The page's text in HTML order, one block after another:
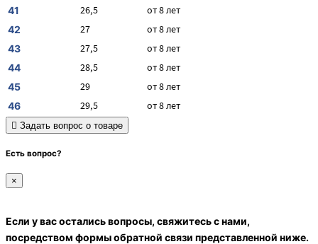
41 26,5 от 8 лет
42 27 от 8 лет
43 27,5 от 8 лет
44 28,5 от 8 лет
45 29 от 8 лет
46 29,5 от 8 лет
Задать вопрос о товаре
Есть вопрос?
×
Если у вас остались вопросы, свяжитесь с нами,
посредством формы обратной связи представленной ниже.